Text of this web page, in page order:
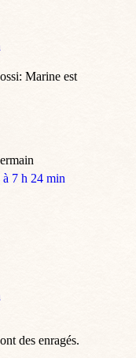
Marine est
7 h 24 min
des enragés.